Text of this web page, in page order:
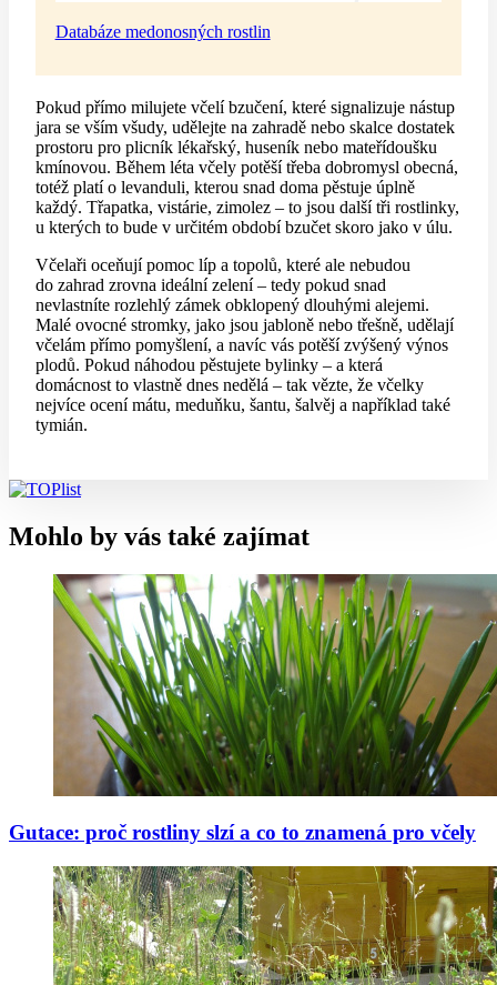
Databáze medonosných rostlin
Pokud přímo milujete včelí bzučení, které signalizuje nástup
jara se vším všudy, udělejte na zahradě nebo skalce dostatek
prostoru pro plicník lékařský, huseník nebo mateřídoušku
kmínovou. Během léta včely potěší třeba dobromysl obecná,
totéž platí o levanduli, kterou snad doma pěstuje úplně
každý. Třapatka, vistárie, zimolez – to jsou další tři rostlinky,
u kterých to bude v určitém období bzučet skoro jako v úlu.
Včelaři oceňují pomoc líp a topolů, které ale nebudou
do zahrad zrovna ideální zelení – tedy pokud snad
nevlastníte rozlehlý zámek obklopený dlouhými alejemi.
Malé ovocné stromky, jako jsou jabloně nebo třešně, udělají
včelám přímo pomyšlení, a navíc vás potěší zvýšený výnos
plodů. Pokud náhodou pěstujete bylinky – a která
domácnost to vlastně dnes nedělá – tak vězte, že včelky
nejvíce ocení mátu, meduňku, šantu, šalvěj a například také
tymián.
Mohlo by vás také zajímat
Gutace: proč rostliny slzí a co to znamená pro včely